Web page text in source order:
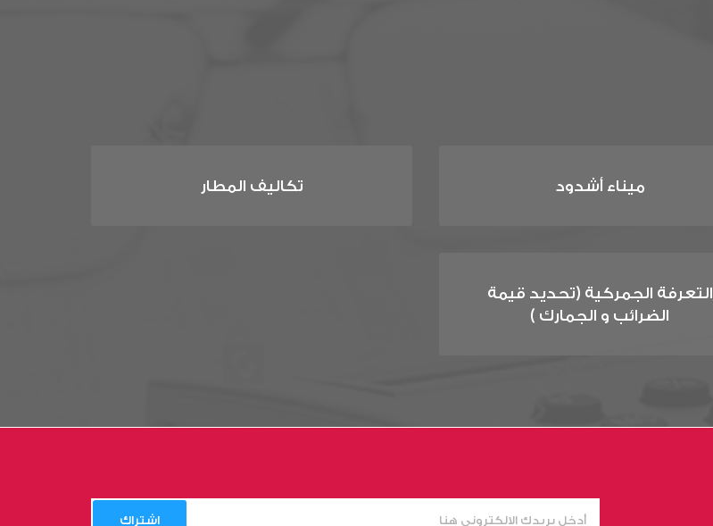
ميناء أشدود تكاليف المطار
التعرفة الجمركية (تحديد قيمة
الضرائب و الجمارك )
اشتراك